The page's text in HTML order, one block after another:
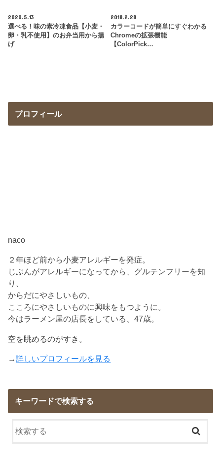
2020.5.13
選べる！味の素冷凍食品【小麦・
卵・乳不使用】のお弁当用から揚
げ
2018.2.28
カラーコードが簡単にすぐわかる
Chromeの拡張機能
【ColorPick…
プロフィール
naco
２年ほど前から小麦アレルギーを発症。
じぶんがアレルギーになってから、グルテンフリーを知
り、
からだにやさしいもの、
こころにやさしいものに興味をもつように。
今はラーメン屋の店長をしている、47歳。
空を眺めるのがすき。
→詳しいプロフィールを見る
キーワードで検索する